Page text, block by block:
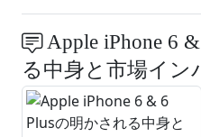
Apple iPhone 6
る中身と市場イン